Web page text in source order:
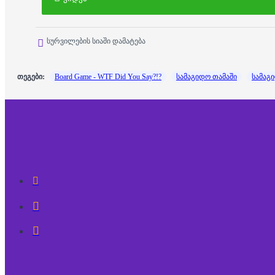
სურვილების სიაში დამატება
თეგები: Board Game - WTF Did You Say?!? სამაგიდო თამაში